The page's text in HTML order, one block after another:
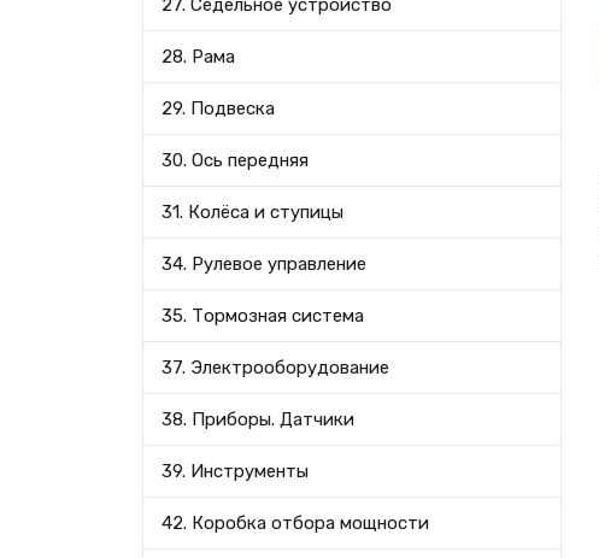
27. Седельное устройство
28. Рама
29. Подвеска
30. Ось передняя
31. Колёса и ступицы
34. Рулевое управление
35. Тормозная система
37. Электрооборудование
38. Приборы. Датчики
39. Инструменты
42. Коробка отбора мощности